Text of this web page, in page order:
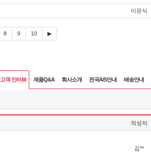
이은식
8 9 10 ▶
고객 인터뷰 제품Q&A 회사소개 전국A/S안내 배송안내
작성자
김**